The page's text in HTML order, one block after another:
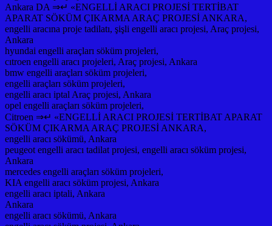
Ankara DA ⇒↵ «ENGELLİ ARACI PROJESİ TERTİBAT
APARAT SÖKÜM ÇIKARMA ARAÇ PROJESİ ANKARA,
engelli aracına proje tadilatı, şişli engelli aracı projesi, Araç projesi,
Ankara
hyundai engelli araçları söküm projeleri,
cıtroen engelli aracı projeleri, Araç projesi, Ankara
bmw engelli araçları söküm projeleri,
engelli araçları söküm projeleri,
engelli aracı iptal Araç projesi, Ankara
opel engelli araçları söküm projeleri,
Citroen ⇒↵ «ENGELLİ ARACI PROJESİ TERTİBAT APARAT
SÖKÜM ÇIKARMA ARAÇ PROJESİ ANKARA,
engelli aracı sökümü, Ankara
peugeot engelli aracı tadilat projesi, engelli aracı söküm projesi,
Ankara
mercedes engelli araçları söküm projeleri,
KIA engelli aracı söküm projesi, Ankara
engelli aracı iptali, Ankara
Ankara
engelli aracı sökümü, Ankara